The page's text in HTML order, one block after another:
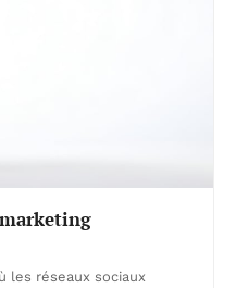
les réseaux sociaux